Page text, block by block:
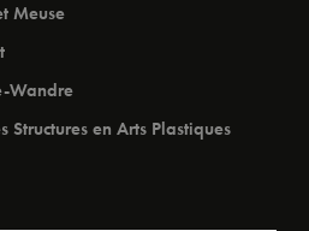
Meuse
Wandre
Structures en Arts Plastiques